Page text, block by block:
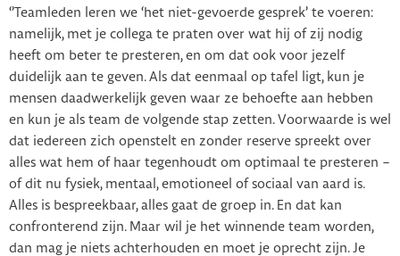
‘’Teamleden leren we ‘het niet-gevoerde gesprek’ te voeren:
namelijk, met je collega te praten over wat hij of zij nodig
heeft om beter te presteren, en om dat ook voor jezelf
duidelijk aan te geven. Als dat eenmaal op tafel ligt, kun je
mensen daadwerkelijk geven waar ze behoefte aan hebben
en kun je als team de volgende stap zetten. Voorwaarde is wel
dat iedereen zich openstelt en zonder reserve spreekt over
alles wat hem of haar tegenhoudt om optimaal te presteren –
of dit nu fysiek, mentaal, emotioneel of sociaal van aard is.
Alles is bespreekbaar, alles gaat de groep in. En dat kan
confronterend zijn. Maar wil je het winnende team worden,
dan mag je niets achterhouden en moet je oprecht zijn. Je